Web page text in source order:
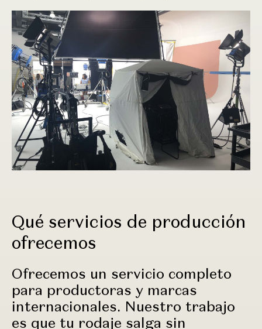
Qué servicios de producción
ofrecemos
Ofrecemos un servicio completo
para productoras y marcas
internacionales. Nuestro trabajo
es que tu rodaje salga sin